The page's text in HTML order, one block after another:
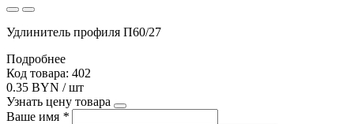
Удлинитель профиля П60/27
Подробнее
Код товара: 402
0.35 BYN / шт
Узнать цену товара
Ваше имя *